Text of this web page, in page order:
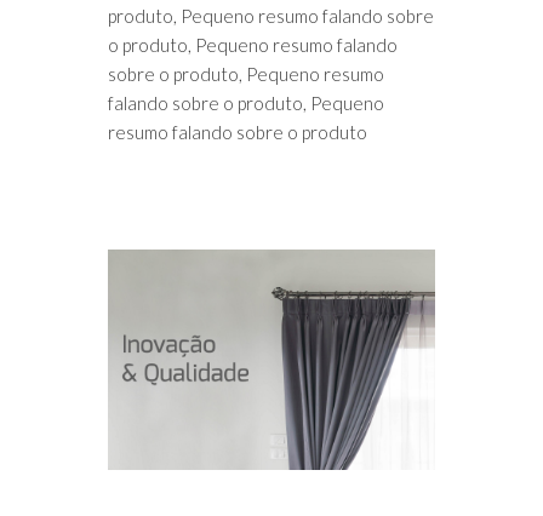
produto, Pequeno resumo falando sobre
o produto, Pequeno resumo falando
sobre o produto, Pequeno resumo
falando sobre o produto, Pequeno
resumo falando sobre o produto